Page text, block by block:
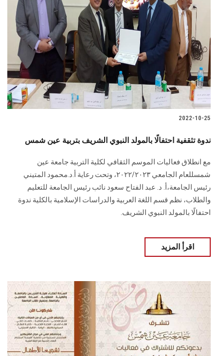
2022-10-25
ندوة تثقفية احتفالًا بالمولد النبوي الشريف بتربية عين شمس‏
مع انطلاق فعاليات الموسم الثقافي لكلية التربية جامعة عين
شمسللعام الجامعي ٢٠٢٢/٢٠٢٣، وتحت ‏رعاية أ.د.محمود المتيني
رئيس الجامعة،أ. د. عبد الفتاح سعود نائب رئيس الجامعة للتعليم
والطلاب، ‏نظم قسم اللغة العربية والدراسات الإسلامية بالكلية ندوة
احتفالًا بالمولد النبوي الشريف.‏
اقرأ المزيد